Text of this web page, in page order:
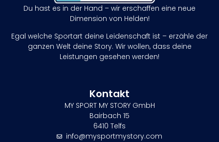
Du hast es in der Hand – wir erschaffen eine neue
Dimension von Helden!
Egal welche Sportart deine Leidenschaft ist – erzähle der
ganzen Welt deine Story. Wir wollen, dass deine
Leistungen gesehen werden!
Kontakt
MY SPORT MY STORY GmbH
Bairbach 15
6410 Telfs
info@mysportmystory.com